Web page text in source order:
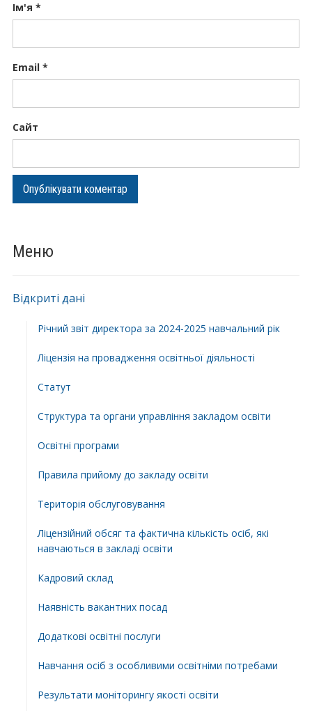
Меню
Відкриті дані
Річний звіт директора за 2024-2025 навчальний рік
Ліцензія на провадження освітньої діяльності
Статут
Структура та органи управління закладом освіти
Освiтнi програми
Правила прийому до закладу освіти
Територiя обслуговування
Ліцензійний обсяг та фактична кількість осіб, які
навчаються в закладі освіти
Кадровий склад
Наявність вакантних посад
Додатковi освiтнi послуги
Навчання осіб з особливими освітніми потребами
Результати моніторингу якості освіти
Ім'я *
Email *
Сайт